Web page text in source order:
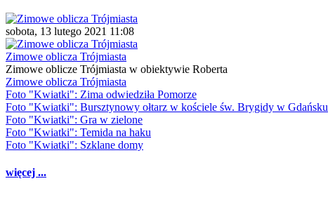
sobota, 13 lutego 2021 11:08
Zimowe oblicza Trójmiasta
Zimowe oblicze Trójmiasta w obiektywie Roberta
Zimowe oblicza Trójmiasta
Foto "Kwiatki": Zima odwiedziła Pomorze
Foto "Kwiatki": Bursztynowy ołtarz w kościele św. Brygidy w Gdańsku
Foto "Kwiatki": Gra w zielone
Foto "Kwiatki": Temida na haku
Foto "Kwiatki": Szklane domy
więcej ...